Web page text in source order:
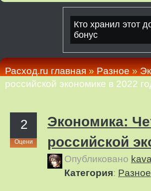
Расход.ru главная»Pазное»
российской экономике в 2022
2
Оцени
Экономика:
российской
Опубликовано
Категория: Pазное